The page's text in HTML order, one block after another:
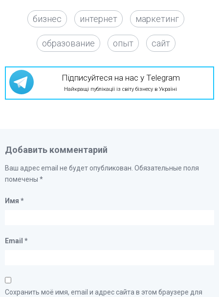
бизнес интернет маркетинг
образование опыт сайт
Підписуйтеся на нас у Telegram
Найкращі публікації із світу бізнесу в Україні
Добавить комментарий
Ваш адрес email не будет опубликован. Обязательные поля
помечены *
Имя *
Email *
Сохранить моё имя, email и адрес сайта в этом браузере для